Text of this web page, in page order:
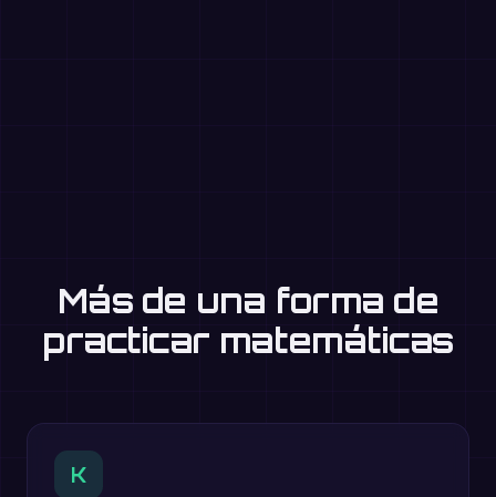
Más de una forma de
practicar matemáticas
K